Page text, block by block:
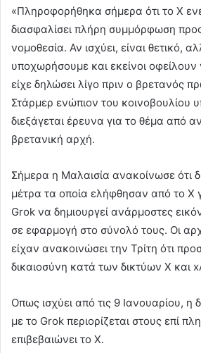
«Πληροφορήθηκα σήμερα ότι το Χ
διασφαλίσει πλήρη συμμόρφωση
νομοθεσία. Αν ισχύει, είναι θετικό,
υποχωρήσουμε και εκείνοι
είχε δηλώσει λίγο πριν ο βρετανός
Στάρμερ ενώπιον του κοινοβουλίου
διεξάγεται έρευνα για το θέμα από
βρετανική αρχή.
Σήμερα η Μαλαισία ανακοίνωσε ότι
μέτρα τα οποία ελήφθησαν από το Χ
Grok να δημιουργεί ανάρμοστες
σε εφαρμογή στο σύνολό τους. Οι
είχαν ανακοινώσει την Τρίτη ότι
δικαιοσύνη κατά των δικτύων Χ και
Οπως ισχύει από τις 9 Ιανουαρίου, η
με το Grok περιορίζεται στους επί
επιβεβαιώνει το Χ.